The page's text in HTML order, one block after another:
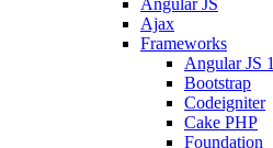
Angular JS
Ajax
Frameworks
Angular JS 1
Bootstrap
Codeigniter
Cake PHP
Foundation